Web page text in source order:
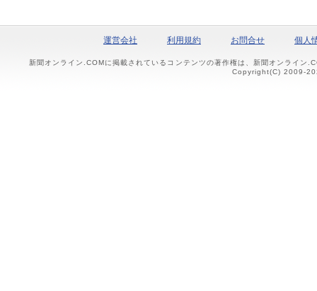
運営会社 利用規約 お問合せ 個人
新聞オンライン.COMに掲載されているコンテンツの著作権は、新聞オンライン
Copyright(C) 2009-